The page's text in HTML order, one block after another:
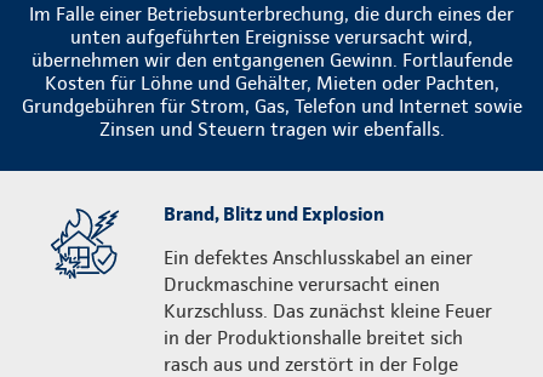
Im Falle einer Betriebsunterbrechung, die durch eines der
unten aufgeführten Ereignisse verursacht wird,
übernehmen wir den entgangenen Gewinn. Fortlaufende
Kosten für Löhne und Gehälter, Mieten oder Pachten,
Grundgebühren für Strom, Gas, Telefon und Internet sowie
Zinsen und Steuern tragen wir ebenfalls.
Brand, Blitz und Explosion
Ein defektes Anschlusskabel an einer
Druckmaschine verursacht einen
Kurzschluss. Das zunächst kleine Feuer
in der Produktionshalle breitet sich
rasch aus und zerstört in der Folge